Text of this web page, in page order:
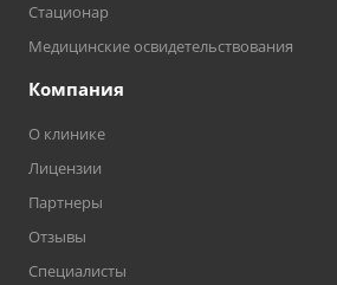
Стационар
Медицинские освидетельствования
Компания
О клинике
Лицензии
Партнеры
Отзывы
Специалисты